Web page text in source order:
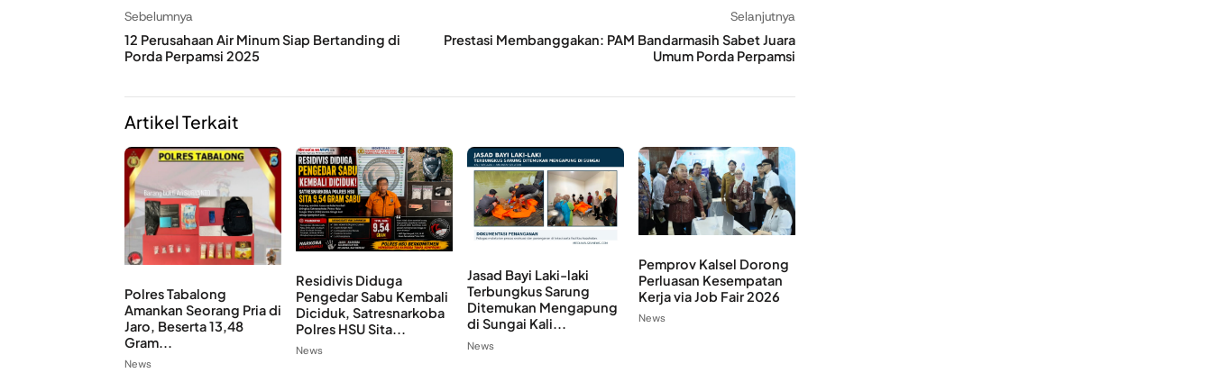
Sebelumnya
12 Perusahaan Air Minum Siap Bertanding di
Porda Perpamsi 2025
Selanjutnya
Prestasi Membanggakan: PAM Bandarmasih Sabet Juara
Umum Porda Perpamsi
Artikel Terkait
Polres Tabalong
Amankan Seorang Pria di
Jaro, Beserta 13,48
Gram...
News
Residivis Diduga
Pengedar Sabu Kembali
Diciduk, Satresnarkoba
Polres HSU Sita...
News
Jasad Bayi Laki-laki
Terbungkus Sarung
Ditemukan Mengapung
di Sungai Kali...
News
Pemprov Kalsel Dorong
Perluasan Kesempatan
Kerja via Job Fair 2026
News